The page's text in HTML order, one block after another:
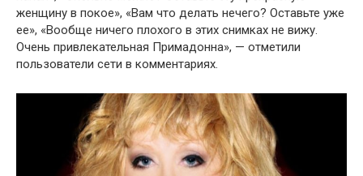
женщину в покое», «Вам что делать нечего? Оставьте уже
ее», «Вообще ничего плохого в этих снимках не вижу.
Очень привлекательная Примадонна», — отметили
пользователи сети в комментариях.